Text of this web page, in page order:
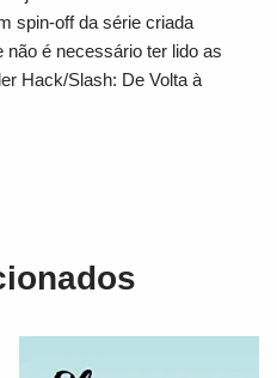
spin-off da série criada
não é necessário ter lido as
Hack/Slash: De Volta à